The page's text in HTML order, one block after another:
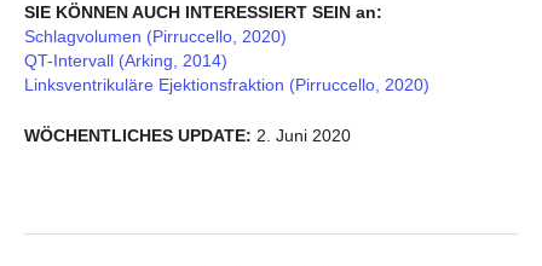
SIE KÖNNEN AUCH INTERESSIERT SEIN an:
Schlagvolumen (Pirruccello, 2020)
QT-Intervall (Arking, 2014)
Linksventrikuläre Ejektionsfraktion (Pirruccello, 2020)
WÖCHENTLICHES UPDATE: 2. Juni 2020